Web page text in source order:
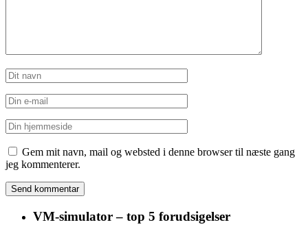
Gem mit navn, mail og websted i denne browser til næste gang
jeg kommenterer.
VM-simulator – top 5 forudsigelser